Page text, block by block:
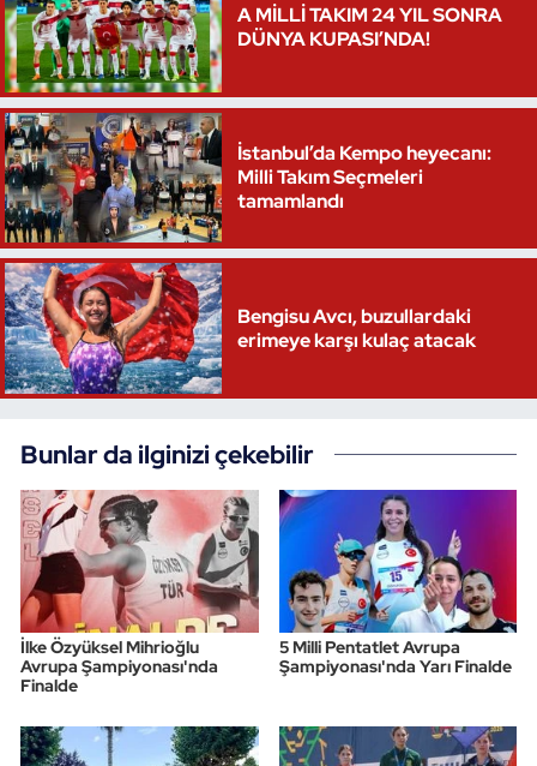
A MİLLİ TAKIM 24 YIL SONRA
DÜNYA KUPASI’NDA!
İstanbul’da Kempo heyecanı:
Milli Takım Seçmeleri
tamamlandı
Bengisu Avcı, buzullardaki
erimeye karşı kulaç atacak
Bunlar da ilginizi çekebilir
İlke Özyüksel Mihrioğlu
Avrupa Şampiyonası'nda
Finalde
5 Milli Pentatlet Avrupa
Şampiyonası'nda Yarı Finalde